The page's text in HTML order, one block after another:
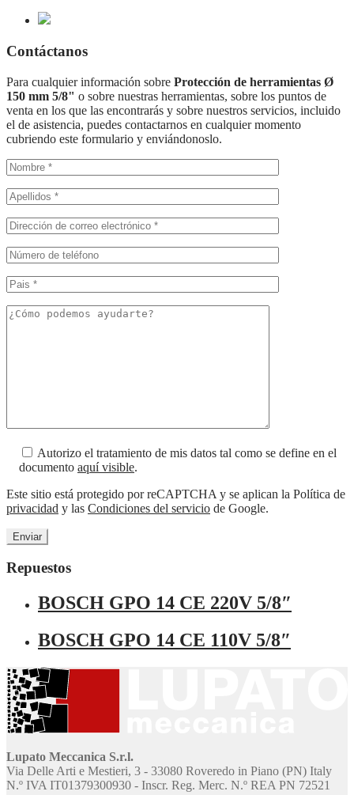
Contáctanos
Para cualquier información sobre Protección de herramientas Ø
150 mm 5/8" o sobre nuestras herramientas, sobre los puntos de
venta en los que las encontrarás y sobre nuestros servicios, incluido
el de asistencia, puedes contactarnos en cualquier momento
cubriendo este formulario y enviándonoslo.
Autorizo el tratamiento de mis datos tal como se define en el
documento aquí visible.
Este sitio está protegido por reCAPTCHA y se aplican la Política de
privacidad y las Condiciones del servicio de Google.
Repuestos
BOSCH GPO 14 CE 220V 5/8″
BOSCH GPO 14 CE 110V 5/8″
Lupato Meccanica S.r.l.
Via Delle Arti e Mestieri, 3 - 33080 Roveredo in Piano (PN) Italy
N.º IVA IT01379300930 - Inscr. Reg. Merc. N.º REA PN 72521